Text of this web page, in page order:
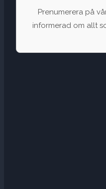
Prenumerera på
informerad om allt